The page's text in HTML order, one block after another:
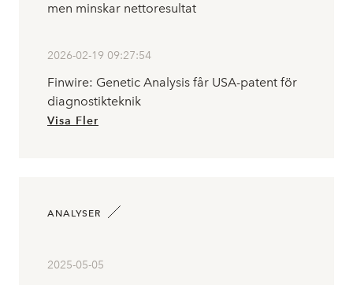
men minskar nettoresultat
2026-02-19 09:27:54
Finwire: Genetic Analysis får USA-patent för
diagnostikteknik
Visa Fler
ANALYSER
2025-05-05